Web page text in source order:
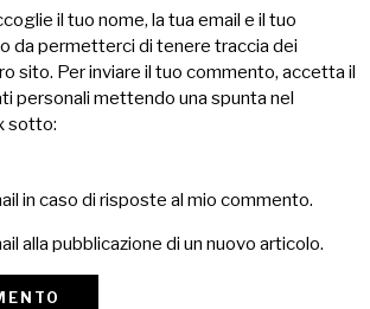
il tuo nome, la tua email e il tuo
da permetterci di tenere traccia dei
sito. Per inviare il tuo commento, accetta il
personali mettendo una spunta nel
sotto:
in caso di risposte al mio commento.
alla pubblicazione di un nuovo articolo.